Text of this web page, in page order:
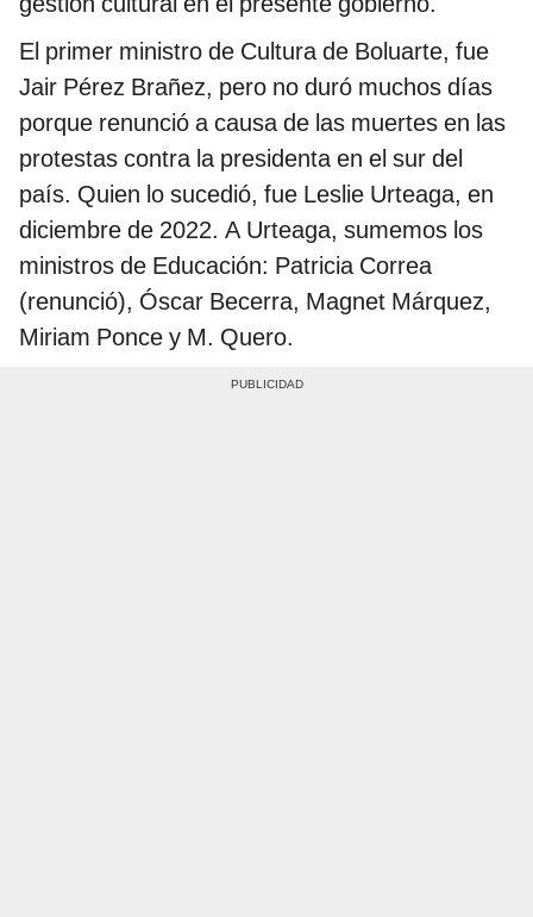
El primer ministro de Cultura de Boluarte, fue
Jair Pérez Brañez, pero no duró muchos días
porque renunció a causa de las muertes en las
protestas contra la presidenta en el sur del
país. Quien lo sucedió, fue Leslie Urteaga, en
diciembre de 2022. A Urteaga, sumemos los
ministros de Educación: Patricia Correa
(renunció), Óscar Becerra, Magnet Márquez,
Miriam Ponce y M. Quero.